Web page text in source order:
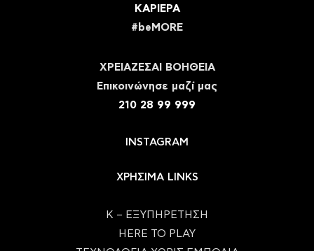
ΚΑΡΙΕΡΑ
#beMORE
ΧΡΕΙΑΖΕΣΑΙ ΒΟΗΘΕΙΑ
Eπικοινώνησε μαζί μας
210 28 99 999
INSTAGRAM
ΧΡΗΣΙΜΑ LINKS
Κ – ΕΞΥΠΗΡΕΤΗΣΗ
HERE TO PLAY